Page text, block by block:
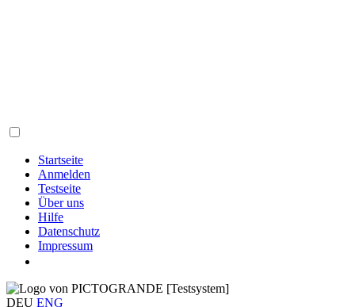
Startseite
Anmelden
Testseite
Über uns
Hilfe
Datenschutz
Impressum
DEU ENG